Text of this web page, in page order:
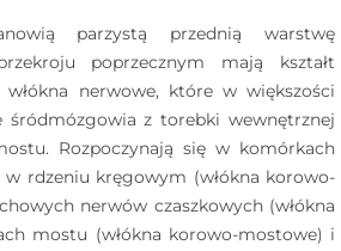
parzystą przednią warstwę
poprzecznym mają kształt
włókna nerwowe, które w większości
śródmózgowia z torebki wewnętrznej
Rozpoczynają się w komórkach
rdzeniu kręgowym (włókna korowo-
nerwów czaszkowych (włókna
mostu (włókna korowo-mostowe) i